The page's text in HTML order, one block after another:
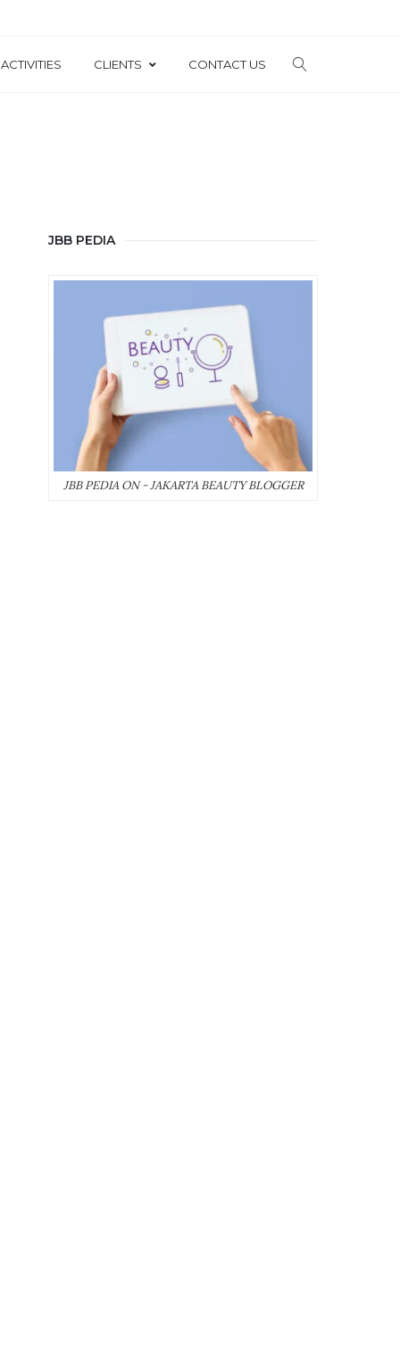
ACTIVITIES CLIENTS CONTACT US
JBB PEDIA
JBB PEDIA ON - JAKARTA BEAUTY BLOGGER